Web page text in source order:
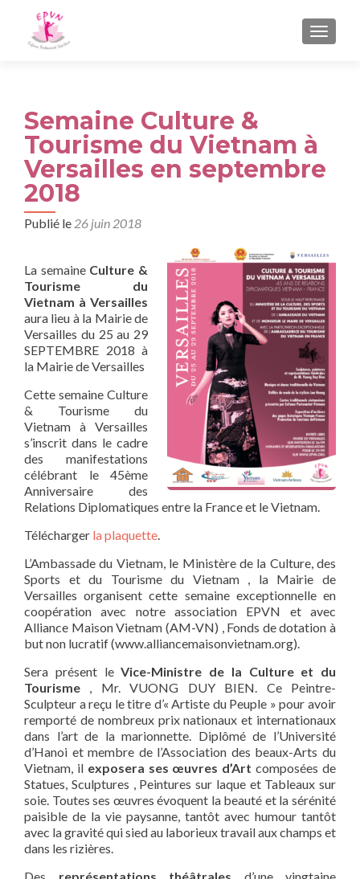
Semaine Culture &
Tourisme du Vietnam à
Versailles en septembre
2018
Publié le 26 juin 2018
La semaine Culture &
Tourisme du
Vietnam à Versailles
aura lieu à la Mairie de
Versailles du 25 au 29
SEPTEMBRE 2018 à
la Mairie de Versailles
Cette semaine Culture
& Tourisme du
Vietnam à Versailles
s’inscrit dans le cadre
des manifestations
célébrant le 45ème
Anniversaire des
Relations Diplomatiques entre la France et le Vietnam.
Télécharger la plaquette.
L’Ambassade du Vietnam, le Ministère de la Culture, des
Sports et du Tourisme du Vietnam , la Mairie de
Versailles organisent cette semaine exceptionnelle en
coopération avec notre association EPVN et avec
Alliance Maison Vietnam (AM-VN) , Fonds de dotation à
but non lucratif (www.alliancemaisonvietnam.org).
Sera présent leVice-Ministre de la Culture et du
Tourisme , Mr. VUONG DUY BIEN. Ce Peintre-
Sculpteur a reçu le titre d’« Artiste du Peuple » pour avoir
remporté de nombreux prix nationaux et internationaux
dans l’art de la marionnette. Diplômé de l’Université
d’Hanoi et membre de l’Association des beaux-Arts du
Vietnam, il exposera ses œuvres d’Art composées de
Statues, Sculptures , Peintures sur laque et Tableaux sur
soie. Toutes ses œuvres évoquent la beauté et la sérénité
paisible de la vie paysanne, tantôt avec humour tantôt
avec la gravité qui sied au laborieux travail aux champs et
dans les rizières.